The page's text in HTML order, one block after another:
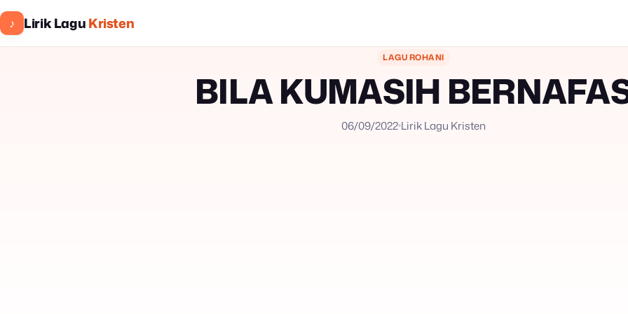
♪ Lirik LaguKristen
LAGU ROHANI
BILA KUMASIH
06/09/2022 Lirik Lagu Kristen